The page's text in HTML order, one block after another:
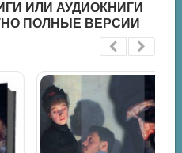
ИЛИ АУДИОКНИГИ
ПОЛНЫЕ ВЕРСИИ